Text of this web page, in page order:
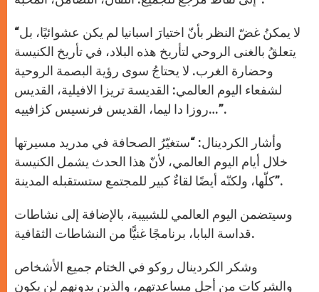
“لا يمكنُ غضّ النظر بأنّ اختيارَ اسبانيا لم يكن عشوائيًا، بل
يتعلقُ بالغنى الروحي لتأريخ هذه البلاد، في تأريخ الكنيسة
وحضارة الغرب. لا يحتاجُ سوى رؤية البصمة الروحية
لشفعاء اليوم العالمي: القديسة تريزا الافيلية، القديس
روزا دا ليما، القديس فرنسيس كزافييه…”.
وأشار الكردينال: “ستغيّرُ الصحافة في مدريد مسيرتها
خلال أيام اليوم العالمي، لأنّ هذا الحدث يشمل الكنيسة
كلّها، ولكنّه أيضًا لقاءٌ كبير للمجتمع ستستقبله المدينة”.
وسيتضمن اليوم العالمي للشبيبة، بالإضافة إلى نشاطات
قداسة البابا، برنامجًا غنيًّا من النشاطات الثقافية.
وشكر الكردينال روكو في الختام جميع الأشخاص
والشركات من أجل مساعدتهم، والذين بدونهم لن يكون